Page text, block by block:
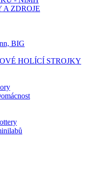
A ZDROJE
BIG
HOLÍCÍ STROJKY